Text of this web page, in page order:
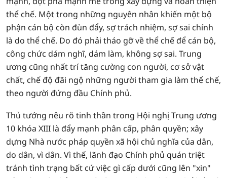
thể chế. Một trong những nguyên nhân khiến một bộ
phận cán bộ còn đùn đẩy, sợ trách nhiệm, sợ sai chính
là do thể chế. Do đó phải tháo gỡ về thể chế để cán bộ,
công chức dám nghĩ, dám làm, không sợ sai. Trung
ương cũng nhất trí tăng cường con người, cơ sở vật
chất, chế độ đãi ngộ những người tham gia làm thể chế,
theo người đứng đầu Chính phủ.
Thủ tướng nêu rõ tinh thần trong Hội nghị Trung ương
10 khóa XIII là đẩy mạnh phân cấp, phân quyền; xây
dựng Nhà nước pháp quyền xã hội chủ nghĩa của dân,
do dân, vì dân. Vì thế, lãnh đạo Chính phủ quán triệt
tránh tình trạng bất cứ việc gì cấp dưới cũng lên "xin"